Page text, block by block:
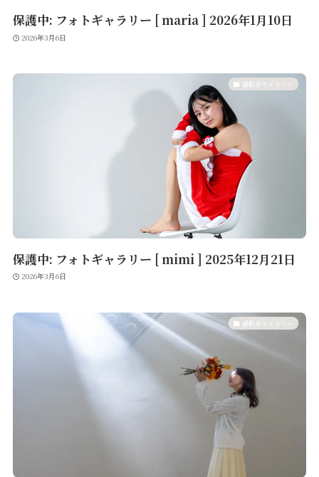
保護中: フォトギャラリー [ maria ] 2026年1月10日
2026年3月6日
撮影会ギャラリー
保護中: フォトギャラリー [ mimi ] 2025年12月21日
2026年3月6日
撮影会ギャラリー